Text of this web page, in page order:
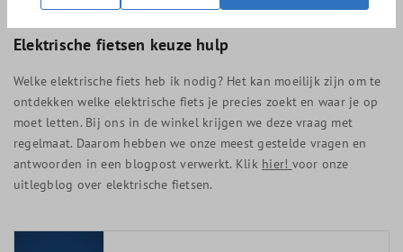
bij de aanschaf van je fiets en geldt voor de looptijd van 4 jaar.
Elektrische fietsen keuze hulp
Welke elektrische fiets heb ik nodig? Het kan moeilijk zijn om te
ontdekken welke elektrische fiets je precies zoekt en waar je op
moet letten. Bij ons in de winkel krijgen we deze vraag met
regelmaat. Daarom hebben we onze meest gestelde vragen en
antwoorden in een blogpost verwerkt. Klik hier! voor onze
uitlegblog over elektrische fietsen.